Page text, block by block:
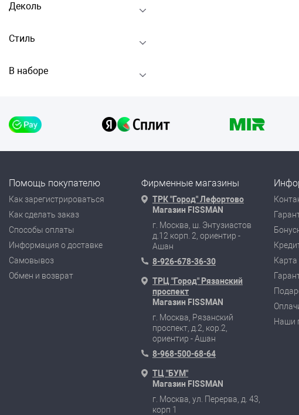
Деколь
Стиль
В наборе
Помощь покупателю
Как зарегистрироваться
Как сделать заказ
Способы оплаты
Информация о доставке
Самовывоз
Обмен и возврат
Фирменные магазины
ТРК "Город" Лефортово
Магазин FISSMAN
г. Москва, ш. Энтузиастов
д.12 корп. 2, ориентир -
Ашан
8-926-678-36-30
ТРЦ "Город" Рязанский
проспект
Магазин FISSMAN
г. Москва, Рязанский
проспект, д.2, кор.2,
ориентир - Ашан
8-968-500-68-64
ТЦ "БУМ"
Магазин FISSMAN
г. Москва, ул. Перерва, д. 43,
корп 1
Наши